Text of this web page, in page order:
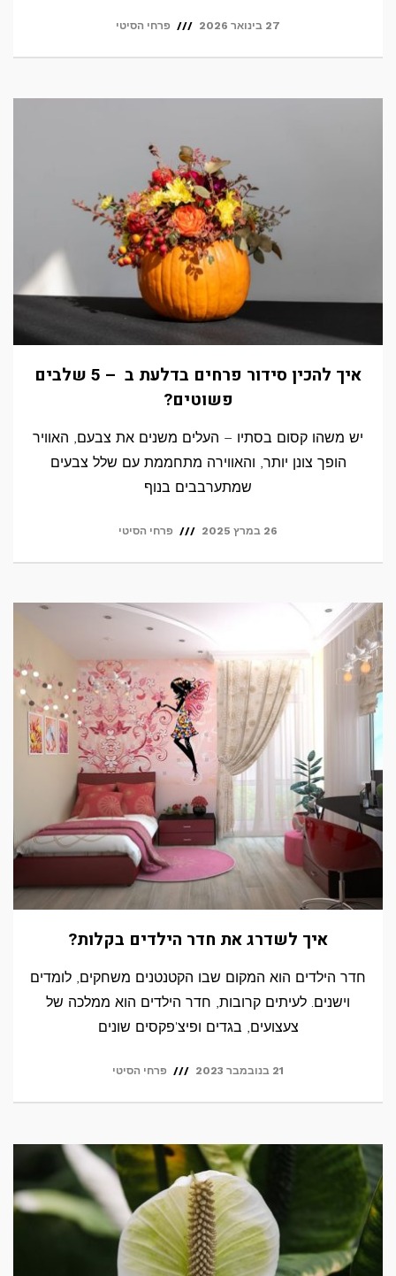
27 בינואר 2026 פרחי הסיטי
איך להכין סידור פרחים בדלעת ב – 5 שלבים
פשוטים?
יש משהו קסום בסתיו – העלים משנים את צבעם, האוויר
הופך צונן יותר, והאווירה מתחממת עם שלל צבעים
שמתערבבים בנוף
26 במרץ 2025 פרחי הסיטי
איך לשדרג את חדר הילדים בקלות?
חדר הילדים הוא המקום שבו הקטנטנים משחקים, לומדים
וישנים. לעיתים קרובות, חדר הילדים הוא ממלכה של
צעצועים, בגדים ופיצ'פקסים שונים
21 בנובמבר 2023 פרחי הסיטי